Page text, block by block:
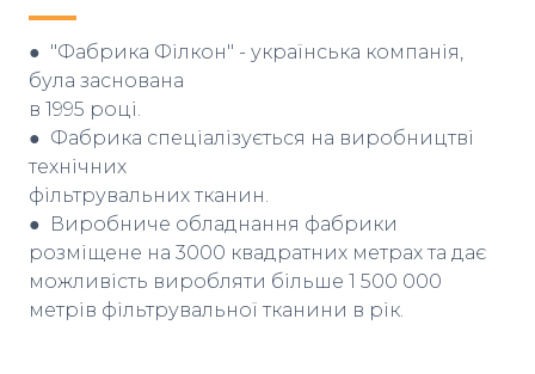
● "Фабрика Філкон" - українська компанія,
була заснована
в 1995 році.
● Фабрика спеціалізується на виробництві
технічних
фільтрувальних тканин.
● Виробниче обладнання фабрики
розміщене на 3000 квадратних метрах та дає
можливість виробляти більше 1 500 000
метрів фільтрувальної тканини в рік.